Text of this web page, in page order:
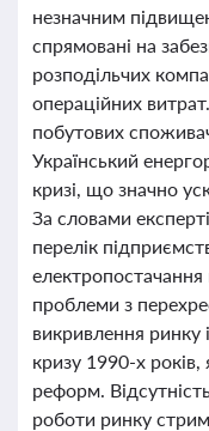
незначним
спрямовані на
розподільчих
операційних
побутових
Український
кризі, що значно
За словами
перелік
електропостачання
проблеми з
викривлення ринку
кризу 1990-х
реформ.
роботи ринку